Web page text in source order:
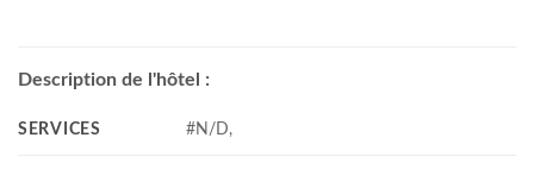
Description de l'hôtel :
SERVICES #N/D,